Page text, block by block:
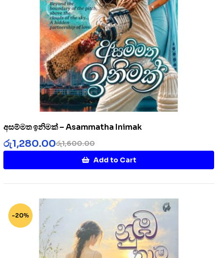
අසම්මත ඉනිමක් – Asammatha Inimak
රු1,600.00
රු1,280.00
Add to Cart
-20%